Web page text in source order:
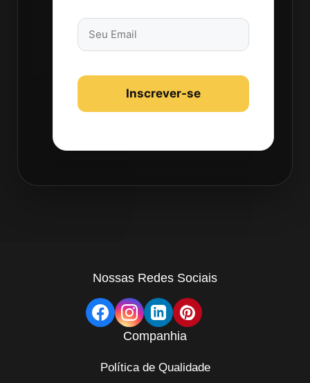
Nossas Redes Sociais
Companhia
Política de Qualidade